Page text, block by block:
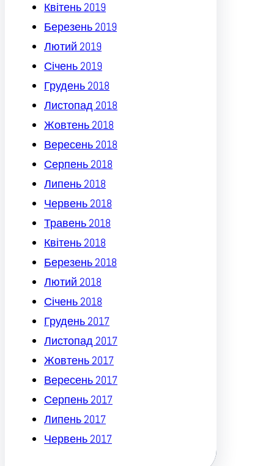
Квітень 2019
Березень 2019
Лютий 2019
Січень 2019
Грудень 2018
Листопад 2018
Жовтень 2018
Вересень 2018
Серпень 2018
Липень 2018
Червень 2018
Травень 2018
Квітень 2018
Березень 2018
Лютий 2018
Січень 2018
Грудень 2017
Листопад 2017
Жовтень 2017
Вересень 2017
Серпень 2017
Липень 2017
Червень 2017